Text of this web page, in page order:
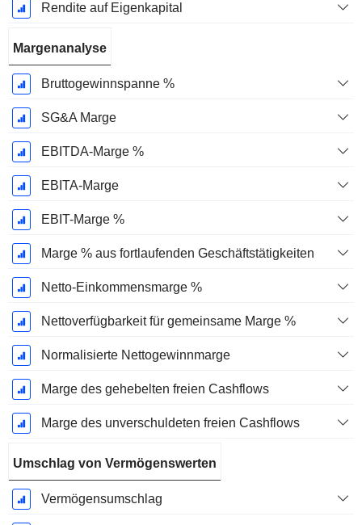
Rendite auf Eigenkapital
Margenanalyse
Bruttogewinnspanne %
SG&A Marge
EBITDA-Marge %
EBITA-Marge
EBIT-Marge %
Marge % aus fortlaufenden Geschäftstätigkeiten
Netto-Einkommensmarge %
Nettoverfügbarkeit für gemeinsame Marge %
Normalisierte Nettogewinnmarge
Marge des gehebelten freien Cashflows
Marge des unverschuldeten freien Cashflows
Umschlag von Vermögenswerten
Vermögensumschlag